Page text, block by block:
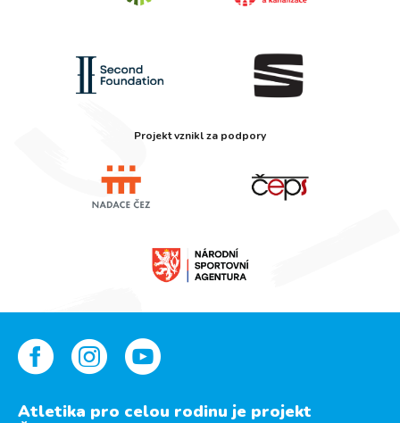
Projekt vznikl za podpory
Atletika pro celou rodinu je projekt